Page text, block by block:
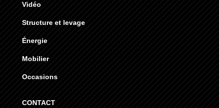
Vidéo
Structure et levage
Énergie
Mobilier
Occasions
CONTACT